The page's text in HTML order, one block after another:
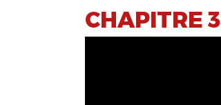
CHAPITRE